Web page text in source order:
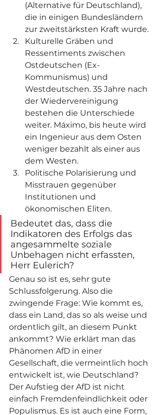
(Alternative für Deutschland),
die in einigen Bundesländern
zur zweitstärksten Kraft wurde.
Kulturelle Gräben und
Ressentiments zwischen
Ostdeutschen (Ex-
Kommunismus) und
Westdeutschen. 35 Jahre nach
der Wiedervereinigung
bestehen die Unterschiede
weiter. Máximo, bis heute wird
ein Ingenieur aus dem Osten
weniger bezahlt als einer aus
dem Westen.
Politische Polarisierung und
Misstrauen gegenüber
Institutionen und
ökonomischen Eliten.
Bedeutet das, dass die
Indikatoren des Erfolgs das
angesammelte soziale
Unbehagen nicht erfassten,
Herr Eulerich?
Genau so ist es, sehr gute
Schlussfolgerung. Also die
zwingende Frage: Wie kommt es,
dass ein Land, das so als weise und
ordentlich gilt, an diesem Punkt
ankommt? Wie erklärt man das
Phänomen AfD in einer
Gesellschaft, die vermeintlich hoch
entwickelt ist, wie Deutschland?
Der Aufstieg der AfD ist nicht
einfach Fremdenfeindlichkeit oder
Populismus. Es ist auch eine Form,